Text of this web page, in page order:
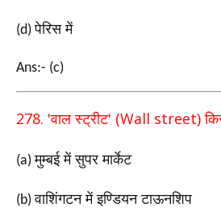
(d)पेरिस में
Ans:- (c)
278. 'वाल स्ट्रीट' (Wall street)
(a)मुम्बई में सुपर मार्केट
(b)वाशिंगटन में इण्डियन टाऊनशिप